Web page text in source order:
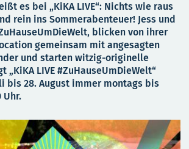
es bei „KiKA LIVE“: Nichts wie raus
rein ins Sommerabenteuer! Jess und
blicken von ihrer
gemeinsam mit angesagten
und starten witzig-originelle
„KiKA LIVE #ZuHauseUmDieWelt“
bis 28. August immer montags bis
Uhr.